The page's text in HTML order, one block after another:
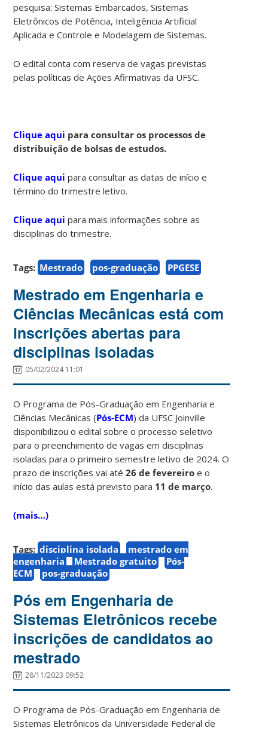
pesquisa: Sistemas Embarcados, Sistemas
Eletrônicos de Potência, Inteligência Artificial
Aplicada e Controle e Modelagem de Sistemas.
O edital conta com reserva de vagas previstas
pelas políticas de Ações Afirmativas da UFSC.
Clique aqui para consultar os processos de
distribuição de bolsas de estudos.
Clique aqui para consultar as datas de início e
término do trimestre letivo.
Clique aqui para mais informações sobre as
disciplinas do trimestre.
Tags: Mestrado pos-graduação PPGESE
Mestrado em Engenharia e
Ciências Mecânicas está com
inscrições abertas para
disciplinas isoladas
05/02/2024 11:01
O Programa de Pós-Graduação em Engenharia e
Ciências Mecânicas (Pós-ECM) da UFSC Joinville
disponibilizou o edital sobre o processo seletivo
para o preenchimento de vagas em disciplinas
isoladas para o primeiro semestre letivo de 2024. O
prazo de inscrições vai até26 de fevereiroe o
início das aulas está previsto para 11 de março.
(mais…)
Tags: disciplina isolada
mestrado em
engenharia
Mestrado gratuito
Pós-
ECM
pos-graduação
Pós em Engenharia de
Sistemas Eletrônicos recebe
inscrições de candidatos ao
mestrado
28/11/2023 09:52
O Programa de Pós-Graduação em Engenharia de
Sistemas Eletrônicos da Universidade Federal de